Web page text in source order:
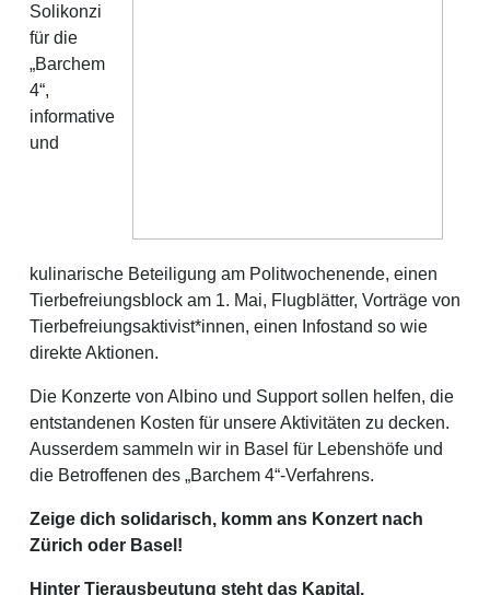
Solikonzi
für die
„Barchem
4“,
informative
und
kulinarische Beteiligung am Politwochenende, einen
Tierbefreiungsblock am 1. Mai, Flugblätter, Vorträge von
Tierbefreiungsaktivist*innen, einen Infostand so wie
direkte Aktionen.
Die Konzerte von Albino und Support sollen helfen, die
entstandenen Kosten für unsere Aktivitäten zu decken.
Ausserdem sammeln wir in Basel für Lebenshöfe und
die Betroffenen des „Barchem 4“-Verfahrens.
Zeige dich solidarisch, komm ans Konzert nach
Zürich oder Basel!
Hinter Tierausbeutung steht das Kapital,